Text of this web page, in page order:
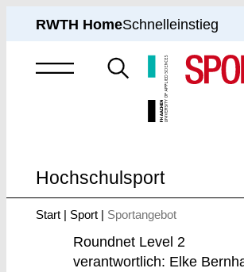
RWTH HomeSchnelleinstieg
Suche
nach
Hochschulsport
hier:
Start Sport Sportangebot
Roundnet Level 2
verantwortlich: Elke